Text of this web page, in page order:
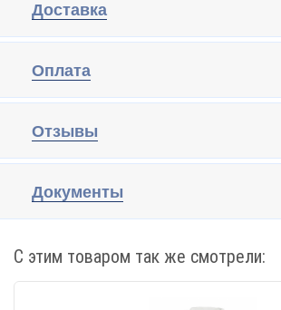
Доставка
Оплата
Отзывы
Документы
С этим товаром так же смотрели: